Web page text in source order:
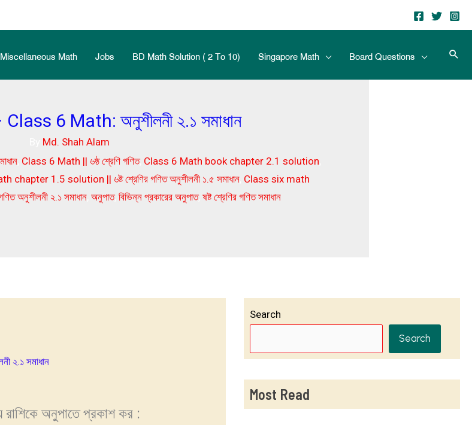
Miscellaneous Math Jobs BD Math Solution ( 2 To 10) Singapore Math Board Questions
Class 6 Math: অনুশীলনী ২.১ সমাধান
Md. Shah Alam
, Class 6 Math || ৬ষ্ঠ শ্রেণি গণিত, Class 6 Math book chapter 2.1 solution
chapter 1.5 solution || ৬ষ্ট শ্রেণির গণিত অনুশীলনী ১.৫ সমাধান Class six math
অনুশীলনী ২.১ সমাধান, অনুপাত, বিভিন্ন প্রকারের অনুপাত, ষষ্ট শ্রেণির গণিত সমাধান
২.১ সমাধান
রাশিকে অনুপাতে প্রকাশ কর :
Search
Search
Most Read